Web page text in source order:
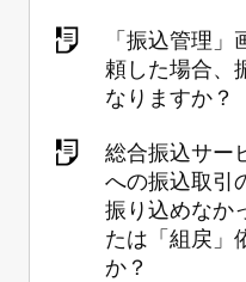
「振込管理
頼した場合、
なりますか？
総合振込サー
への振込取引
振り込めなか
たは「組戻」
か？